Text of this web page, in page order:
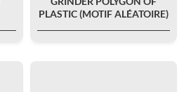
PLASTIC (MOTIF ALÉATOIRE)